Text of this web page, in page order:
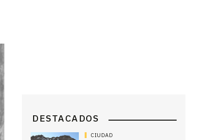
DESTACADOS
CIUDAD